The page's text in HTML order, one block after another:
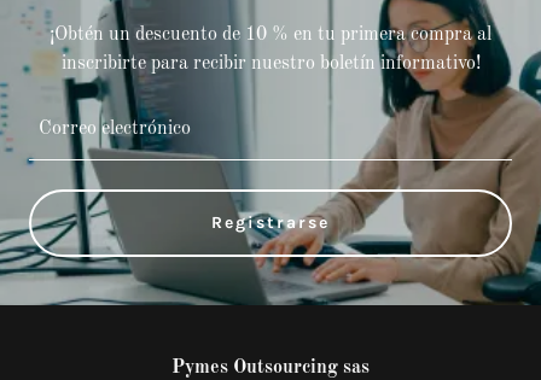
¡Obtén un descuento de 10 % en tu primera compra al
inscribirte para recibir nuestro boletín informativo!
Correo electrónico
Registrarse
Pymes Outsourcing sas